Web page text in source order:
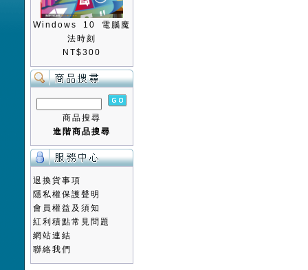
Windows 10 電腦魔
法時刻
NT$300
商品搜尋
進階商品搜尋
退換貨事項
隱私權保護聲明
會員權益及須知
紅利積點常見問題
網站連結
聯絡我們